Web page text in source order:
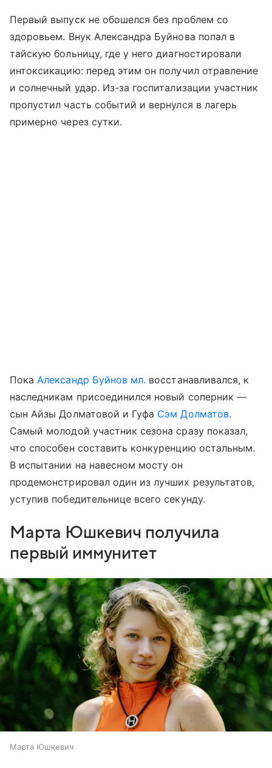
Первый выпуск не обошелся без проблем со
здоровьем. Внук Александра Буйнова попал в
тайскую больницу, где у него диагностировали
интоксикацию: перед этим он получил отравление
и солнечный удар. Из-за госпитализации участник
пропустил часть событий и вернулся в лагерь
примерно через сутки.
Пока Александр Буйнов мл. восстанавливался, к
наследникам присоединился новый соперник —
сын Айзы Долматовой и Гуфа Сэм Долматов.
Самый молодой участник сезона сразу показал,
что способен составить конкуренцию остальным.
В испытании на навесном мосту он
продемонстрировал один из лучших результатов,
уступив победительнице всего секунду.
Марта Юшкевич получила
первый иммунитет
Марта Юшкевич